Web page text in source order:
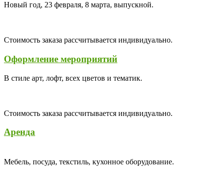
Новый год, 23 февраля, 8 марта, выпускной.
Стоимость заказа рассчитывается индивидуально.
Оформление мероприятий
В стиле арт, лофт, всех цветов и тематик.
Стоимость заказа рассчитывается индивидуально.
Аренда
Мебель, посуда, текстиль, кухонное оборудование.